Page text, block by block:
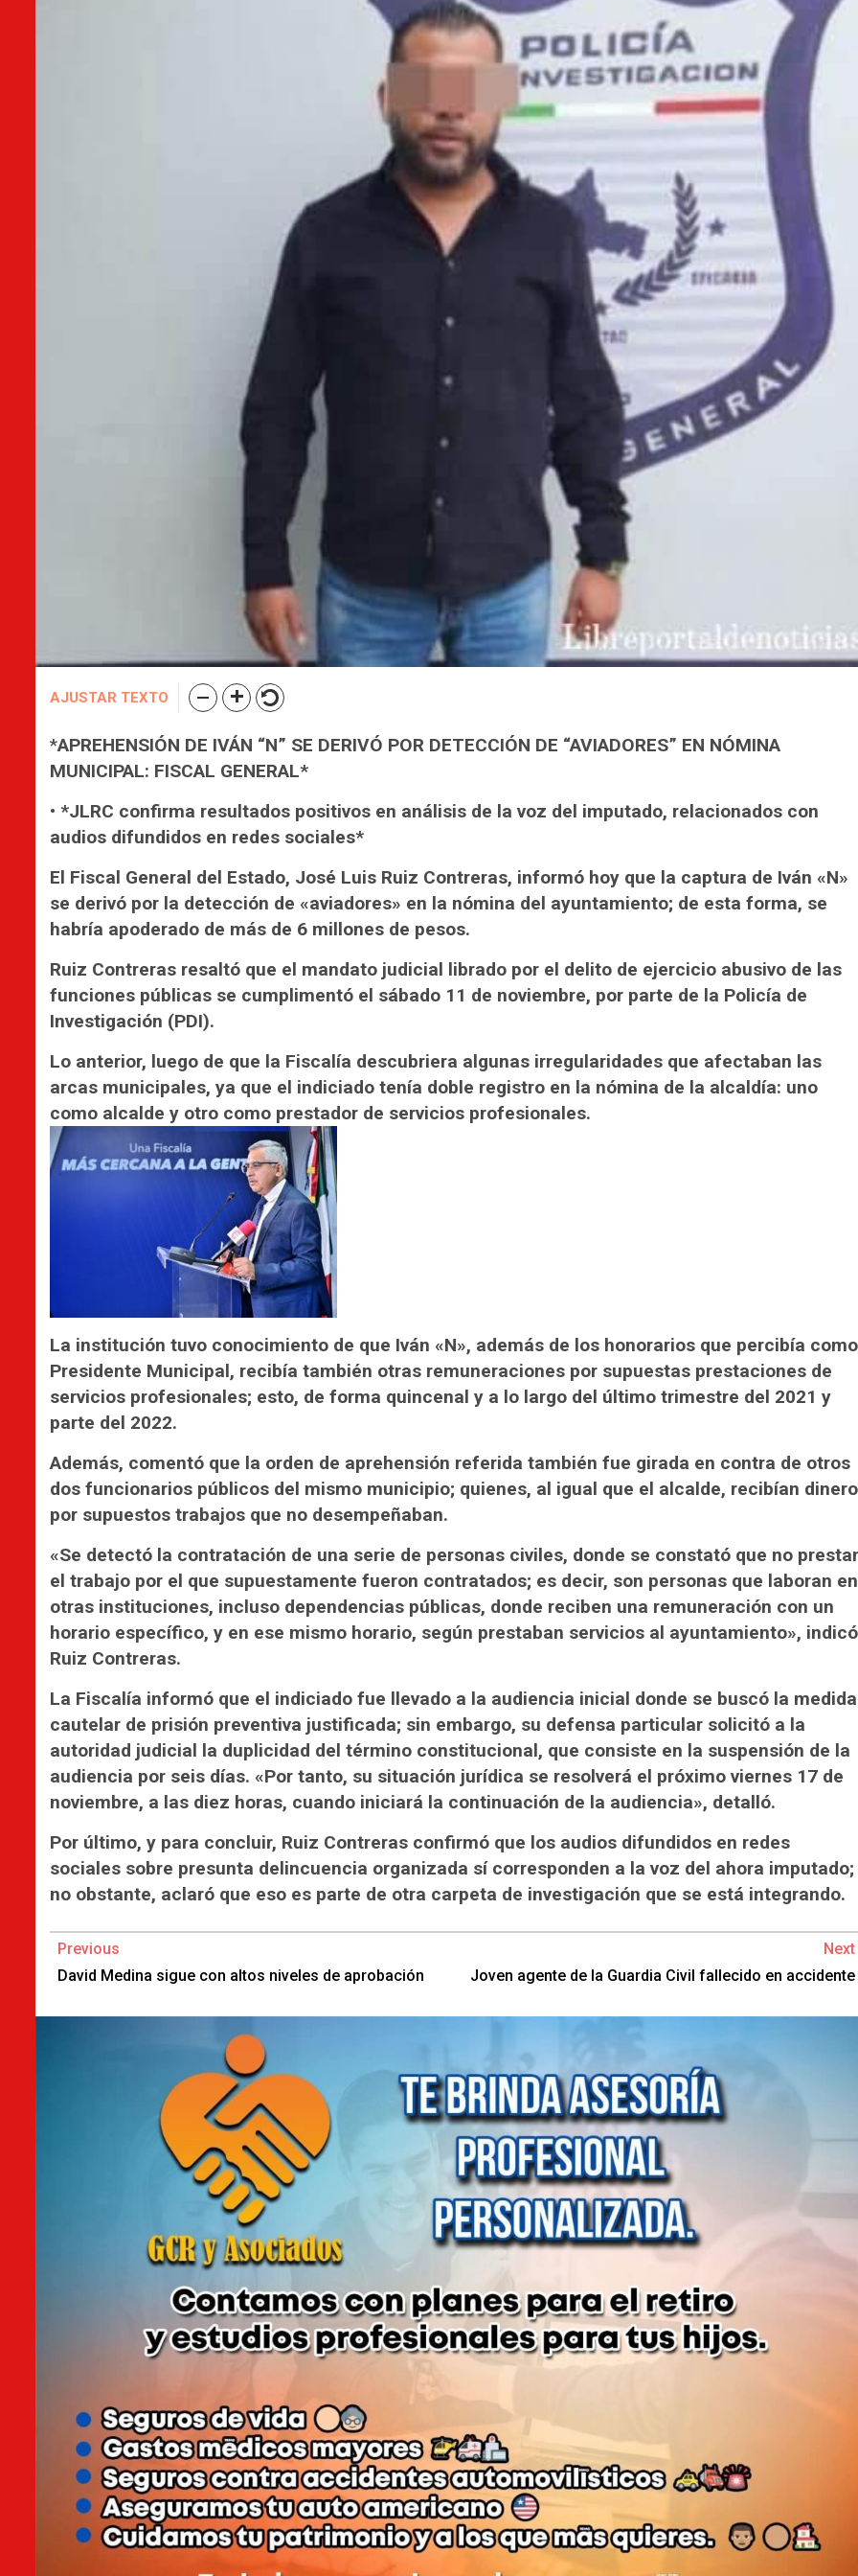
AJUSTAR TEXTO
*APREHENSIÓN DE IVÁN “N” SE DERIVÓ POR DETECCIÓN DE “AVIADORES” EN NÓMINA
MUNICIPAL: FISCAL GENERAL*
• *JLRC confirma resultados positivos en análisis de la voz del imputado, relacionados con
audios difundidos en redes sociales*
El Fiscal General del Estado, José Luis Ruiz Contreras, informó hoy que la captura de Iván «N»
se derivó por la detección de «aviadores» en la nómina del ayuntamiento; de esta forma, se
habría apoderado de más de 6 millones de pesos.
Ruiz Contreras resaltó que el mandato judicial librado por el delito de ejercicio abusivo de las
funciones públicas se cumplimentó el sábado 11 de noviembre, por parte de la Policía de
Investigación (PDI).
Lo anterior, luego de que la Fiscalía descubriera algunas irregularidades que afectaban las
arcas municipales, ya que el indiciado tenía doble registro en la nómina de la alcaldía: uno
como alcalde y otro como prestador de servicios profesionales.
La institución tuvo conocimiento de que Iván «N», además de los honorarios que percibía como
Presidente Municipal, recibía también otras remuneraciones por supuestas prestaciones de
servicios profesionales; esto, de forma quincenal y a lo largo del último trimestre del 2021 y
parte del 2022.
Además, comentó que la orden de aprehensión referida también fue girada en contra de otros
dos funcionarios públicos del mismo municipio; quienes, al igual que el alcalde, recibían dinero
por supuestos trabajos que no desempeñaban.
«Se detectó la contratación de una serie de personas civiles, donde se constató que no
el trabajo por el que supuestamente fueron contratados; es decir, son personas que laboran en
otras instituciones, incluso dependencias públicas, donde reciben una remuneración con un
horario específico, y en ese mismo horario, según prestaban servicios al ayuntamiento», indicó
Ruiz Contreras.
La Fiscalía informó que el indiciado fue llevado a la audiencia inicial donde se buscó la medida
cautelar de prisión preventiva justificada; sin embargo, su defensa particular solicitó a la
autoridad judicial la duplicidad del término constitucional, que consiste en la suspensión de la
audiencia por seis días. «Por tanto, su situación jurídica se resolverá el próximo viernes 17 de
noviembre, a las diez horas, cuando iniciará la continuación de la audiencia», detalló.
Por último, y para concluir, Ruiz Contreras confirmó que los audios difundidos en redes
sociales sobre presunta delincuencia organizada sí corresponden a la voz del ahora imputado;
no obstante, aclaró que eso es parte de otra carpeta de investigación que se está integrando.
Continue
Reading
Previous
David Medina sigue con altos niveles de aprobación
Next
Joven agente de la Guardia Civil fallecido en accidente